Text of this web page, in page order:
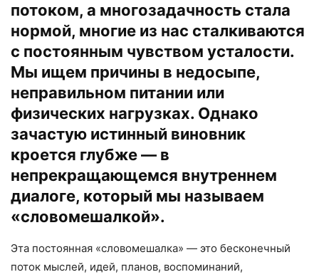
потоком, а многозадачность стала
нормой, многие из нас сталкиваются
с постоянным чувством усталости.
Мы ищем причины в недосыпе,
неправильном питании или
физических нагрузках. Однако
зачастую истинный виновник
кроется глубже — в
непрекращающемся внутреннем
диалоге, который мы называем
«словомешалкой».
Эта постоянная «словомешалка» — это бесконечный
поток мыслей, идей, планов, воспоминаний,